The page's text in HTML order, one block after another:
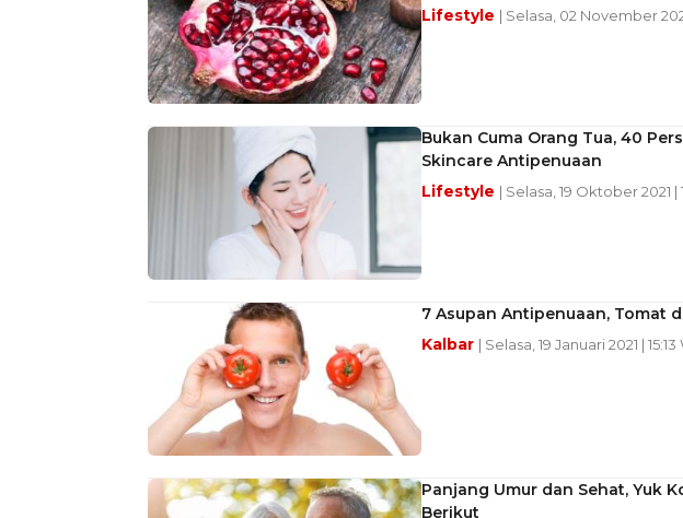
Lifestyle | Selasa, 02 November
Bukan Cuma Orang Tua, 40
Skincare Antipenuaan
Lifestyle | Selasa, 19 Oktober 2021 |
7 Asupan Antipenuaan, Tomat
Kalbar | Selasa, 19 Januari 2021 | 15:13
Panjang Umur dan Sehat, Yuk
Berikut